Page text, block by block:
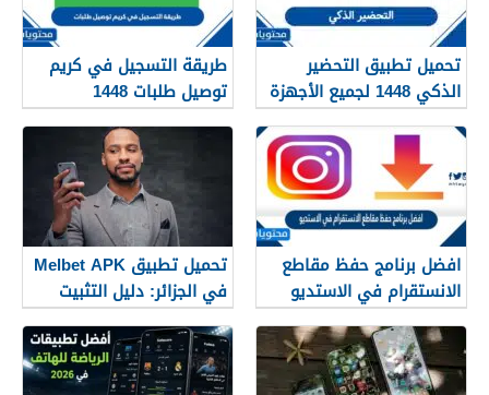
تحميل تطبيق التحضير
الذكي 1448 لجميع الأجهزة
طريقة التسجيل في كريم
توصيل طلبات 1448
افضل برنامج حفظ مقاطع
الانستقرام في الاستديو
2026
تحميل تطبيق Melbet APK
في الجزائر: دليل التثبيت
والاستخدام 2026